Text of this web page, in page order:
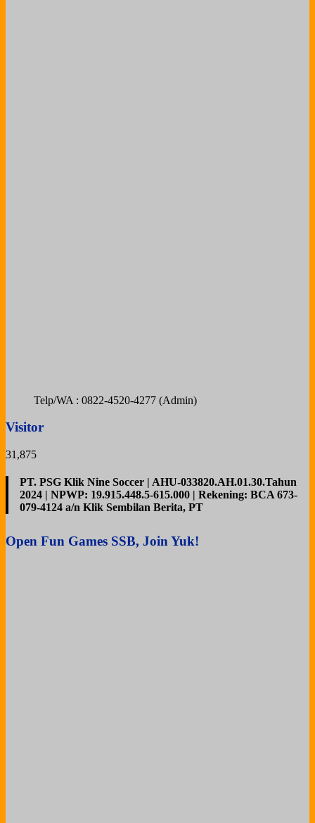
Telp/WA : 0822-4520-4277 (Admin)
Visitor
31,875
PT. PSG Klik Nine Soccer | AHU-033820.AH.01.30.Tahun
2024 | NPWP: 19.915.448.5-615.000 | Rekening: BCA 673-
079-4124 a/n Klik Sembilan Berita, PT
Open Fun Games SSB, Join Yuk!